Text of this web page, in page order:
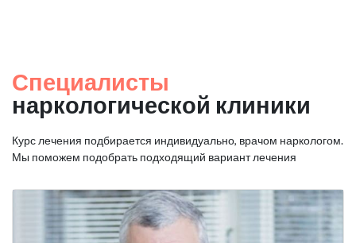
Специалисты
наркологической клиники
Курс лечения подбирается индивидуально, врачом наркологом.
Мы поможем подобрать подходящий вариант лечения